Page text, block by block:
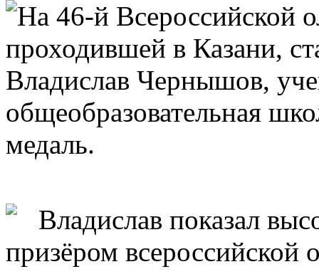
На 46-й Всероссийской
проходившей в Казани,
Владислав Чернышов,
общеобразовательная
медаль.
Владислав показал
призёром всероссийской